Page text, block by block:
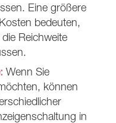
Eine größere
bedeuten,
Reichweite
Wenn Sie
können
in